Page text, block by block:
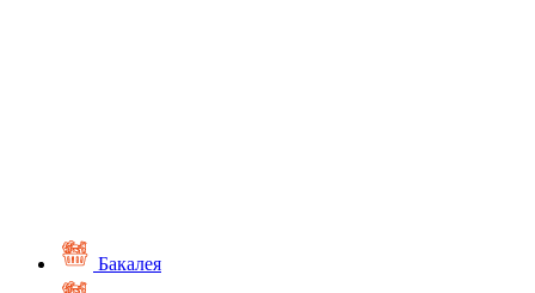
Бакалея